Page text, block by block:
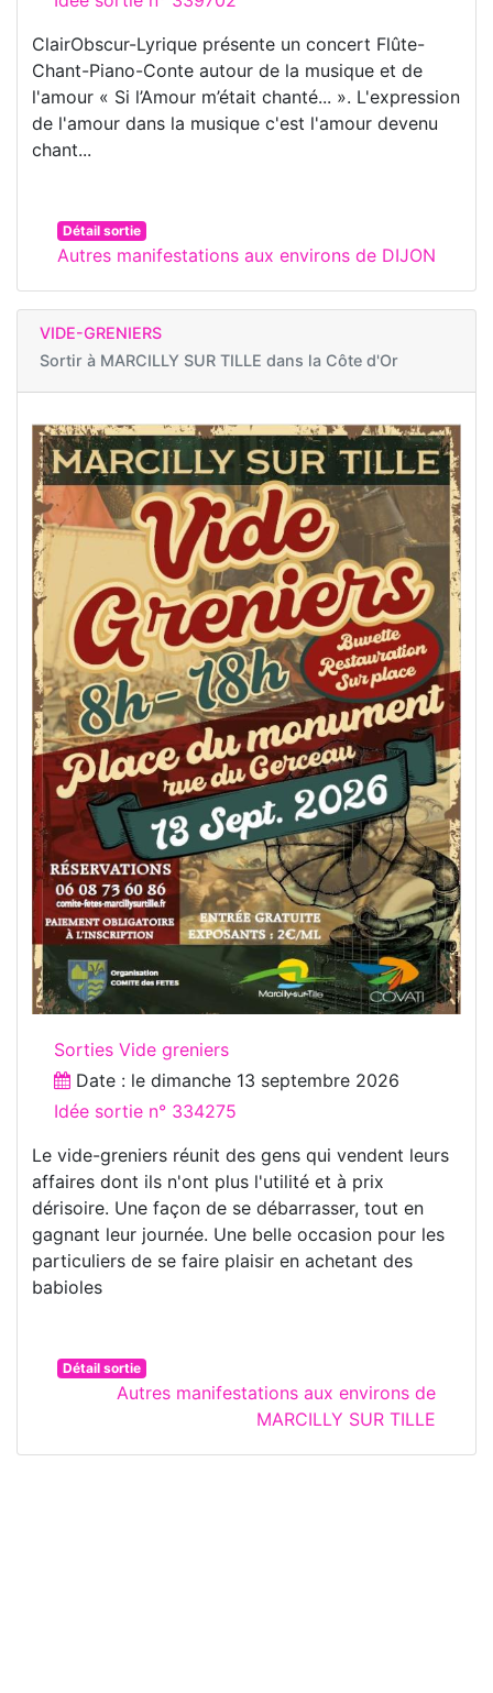
ClairObscur-Lyrique présente un concert Flûte-
Chant-Piano-Conte autour de la musique et de
l'amour « Si l’Amour m’était chanté... ». L'expression
de l'amour dans la musique c'est l'amour devenu
chant...
Détail sortie
Autres manifestations aux environs de DIJON
VIDE-GRENIERS
Sortir à MARCILLY SUR TILLE dans la Côte d'Or
Sorties Vide greniers
Date : le dimanche 13 septembre 2026
Idée sortie n° 334275
Le vide-greniers réunit des gens qui vendent leurs
affaires dont ils n'ont plus l'utilité et à prix
dérisoire. Une façon de se débarrasser, tout en
gagnant leur journée. Une belle occasion pour les
particuliers de se faire plaisir en achetant des
babioles
Détail sortie
Autres manifestations aux environs de
MARCILLY SUR TILLE